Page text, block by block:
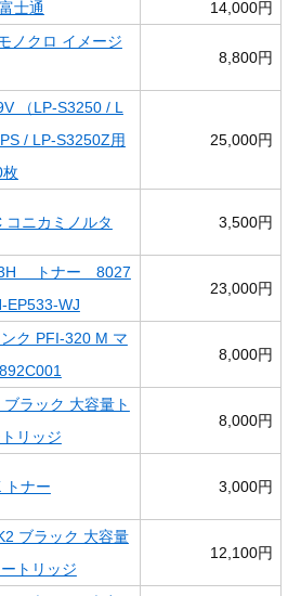
士通
14,000円
ノクロ イメージ
8,800円
（LP-S3250 / L
/ LP-S3250Z用
25,000円
コニカミノルタ 3,500円
トナー 8027
EP533-WJ
23,000円
ク PFI-320 M マ
8,000円
ラック 大容量ト
リッジ
8,000円
トナー 3,000円
ブラック 大容量
トリッジ
12,100円